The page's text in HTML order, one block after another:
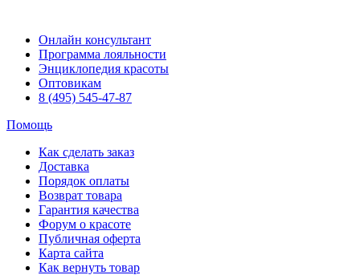
Онлайн консультант
Программа лояльности
Энциклопедия красоты
Оптовикам
8 (495) 545-47-87
Помощь
Как сделать заказ
Доставка
Порядок оплаты
Возврат товара
Гарантия качества
Форум о красоте
Публичная оферта
Карта сайта
Как вернуть товар